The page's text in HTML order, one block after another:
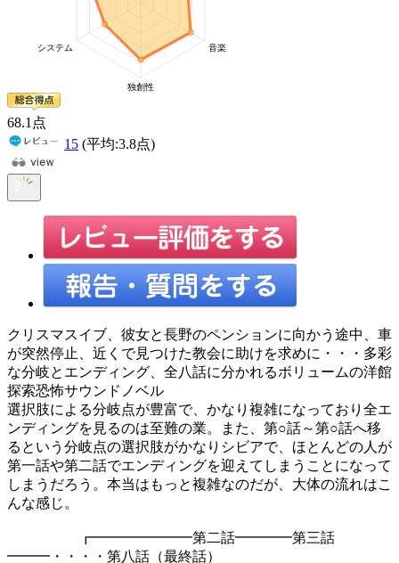
68.1 点
15 (平均:3.8点)
クリスマスイブ、彼女と長野のペンションに向かう途中、車
が突然停止、近くで見つけた教会に助けを求めに・・・多彩
な分岐とエンディング、全八話に分かれるボリュームの洋館
探索恐怖サウンドノベル
選択肢による分岐点が豊富で、かなり複雑になっており全エ
ンディングを見るのは至難の業。また、第○話～第○話へ移
るという分岐点の選択肢がかなりシビアで、ほとんどの人が
第一話や第二話でエンディングを迎えてしまうことになって
しまうだろう。本当はもっと複雑なのだが、大体の流れはこ
んな感じ。
┏━━━━━━━第二話━━━━第三話
━━━・・・・第八話（最終話）